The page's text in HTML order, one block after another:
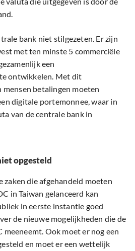
bank niet stilgezeten. Er zijn
met ten minste 5 commerciële
een
ontwikkelen. Met dit
betalingen moeten
digitale portemonnee, waar in
van de centrale bank in
opgesteld
zaken die afgehandeld moeten
in Taiwan gelanceerd kan
in eerste instantie goed
de nieuwe mogelijkheden die de
meeneemt. Ook moet er nog een
en moet er een wettelijk